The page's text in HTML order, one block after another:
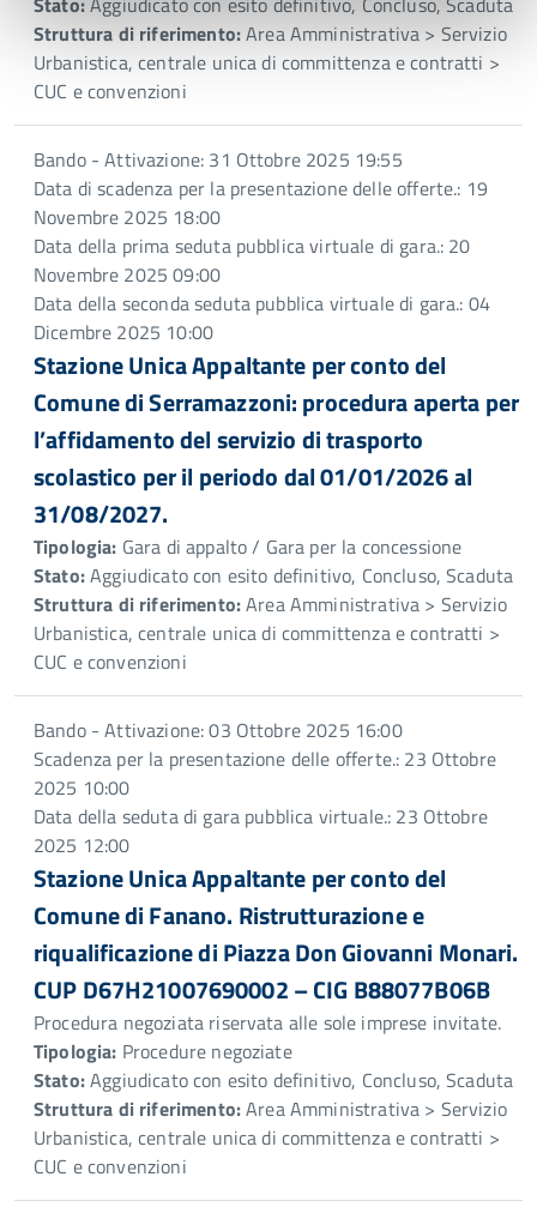
Struttura di riferimento:Area Amministrativa > Servizio
Urbanistica, centrale unica di committenza e contratti >
CUC e convenzioni
Bando - Attivazione: 31 Ottobre 2025 19:55
Data di scadenza per la presentazione delle offerte.: 19
Novembre 2025 18:00
Data della prima seduta pubblica virtuale di gara.: 20
Novembre 2025 09:00
Data della seconda seduta pubblica virtuale di gara.: 04
Dicembre 2025 10:00
Stazione Unica Appaltante per conto del
Comune di Serramazzoni: procedura aperta per
l’affidamento del servizio di trasporto
scolastico per il periodo dal 01/01/2026 al
31/08/2027.
Tipologia: Gara di appalto / Gara per la concessione
Stato:Aggiudicato con esito definitivo, Concluso, Scaduta
Struttura di riferimento:Area Amministrativa > Servizio
Urbanistica, centrale unica di committenza e contratti >
CUC e convenzioni
Bando - Attivazione: 03 Ottobre 2025 16:00
Scadenza per la presentazione delle offerte.: 23 Ottobre
2025 10:00
Data della seduta di gara pubblica virtuale.: 23 Ottobre
2025 12:00
Stazione Unica Appaltante per conto del
Comune di Fanano. Ristrutturazione e
riqualificazione di Piazza Don Giovanni Monari.
CUP D67H21007690002 – CIG B88077B06B
Procedura negoziata riservata alle sole imprese invitate.
Tipologia: Procedure negoziate
Stato:Aggiudicato con esito definitivo, Concluso, Scaduta
Struttura di riferimento:Area Amministrativa > Servizio
Urbanistica, centrale unica di committenza e contratti >
CUC e convenzioni